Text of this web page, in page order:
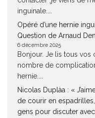
inguinale....
Opéré d’une hernie
Question de Arnaud
6 décembre 2025
Bonjour. Je lis tous vos
nombre de
hernie....
Nicolas Duplàa : «
de courir en
gens pour discuter